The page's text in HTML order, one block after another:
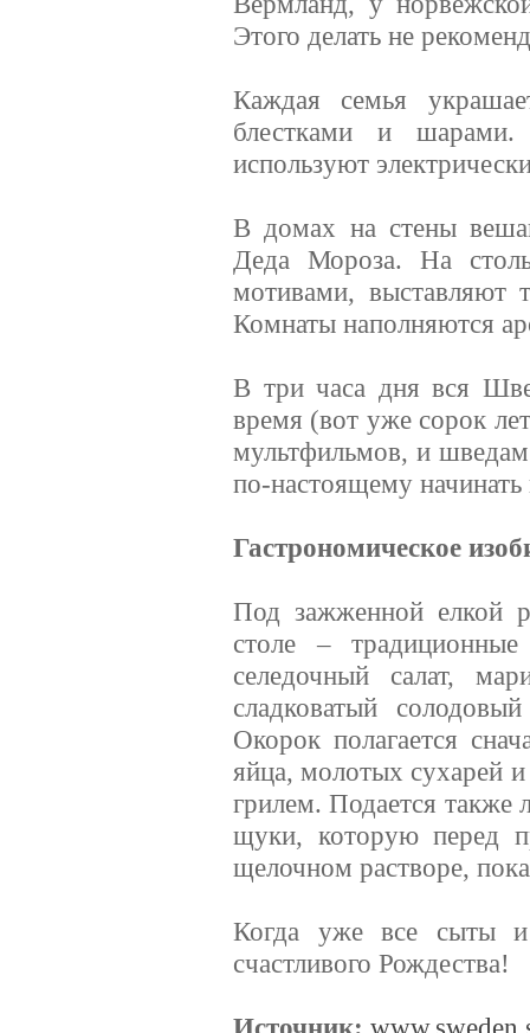
Этого делать не
Каждая семья
блестками и
используют
В домах на стены
Деда Мороза. На
мотивами, выставляют
Комнаты наполняются
В три часа дня вся
время (вот уже сорок
мультфильмов, и шведам
по-настоящему начинать
Гастрономическое
Под зажженной елкой
столе –
cеледочный салат,
сладковатый
Окорок полагается
яйца, молотых сухарей
грилем. Подается
щуки, которую перед
щелочном растворе,
Когда уже все сыты
счастливого Рождества!